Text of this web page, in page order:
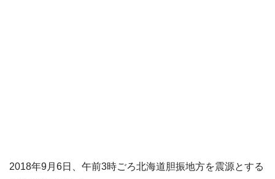
2018年9月6日、午前3時ごろ北海道胆振地方を震源とする